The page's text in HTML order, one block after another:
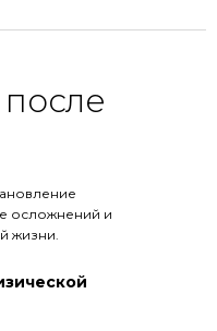
осложнений и
жизни.